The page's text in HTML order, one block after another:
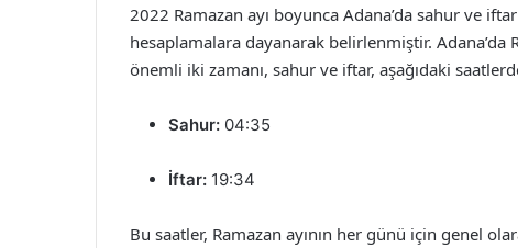
2022 Ramazan ayı boyunca Adana’da sahur ve
hesaplamalara dayanarak belirlenmiştir. Adana’da
önemli iki zamanı, sahur ve iftar, aşağıdaki
Sahur: 04:35
İftar: 19:34
Bu saatler, Ramazan ayının her günü için genel